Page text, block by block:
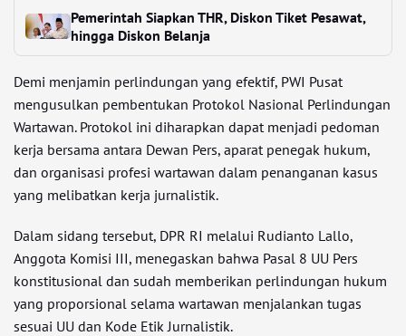
Pemerintah Siapkan THR, Diskon Tiket Pesawat,
hingga Diskon Belanja
Demi menjamin perlindungan yang efektif, PWI Pusat
mengusulkan pembentukan Protokol Nasional Perlindungan
Wartawan. Protokol ini diharapkan dapat menjadi pedoman
kerja bersama antara Dewan Pers, aparat penegak hukum,
dan organisasi profesi wartawan dalam penanganan kasus
yang melibatkan kerja jurnalistik.
Dalam sidang tersebut, DPR RI melalui Rudianto Lallo,
Anggota Komisi III, menegaskan bahwa Pasal 8 UU Pers
konstitusional dan sudah memberikan perlindungan hukum
yang proporsional selama wartawan menjalankan tugas
sesuai UU dan Kode Etik Jurnalistik.